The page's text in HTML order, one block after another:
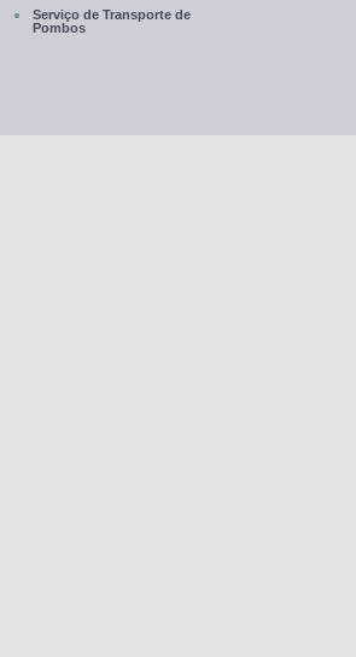
Serviço de Transporte de
Pombos